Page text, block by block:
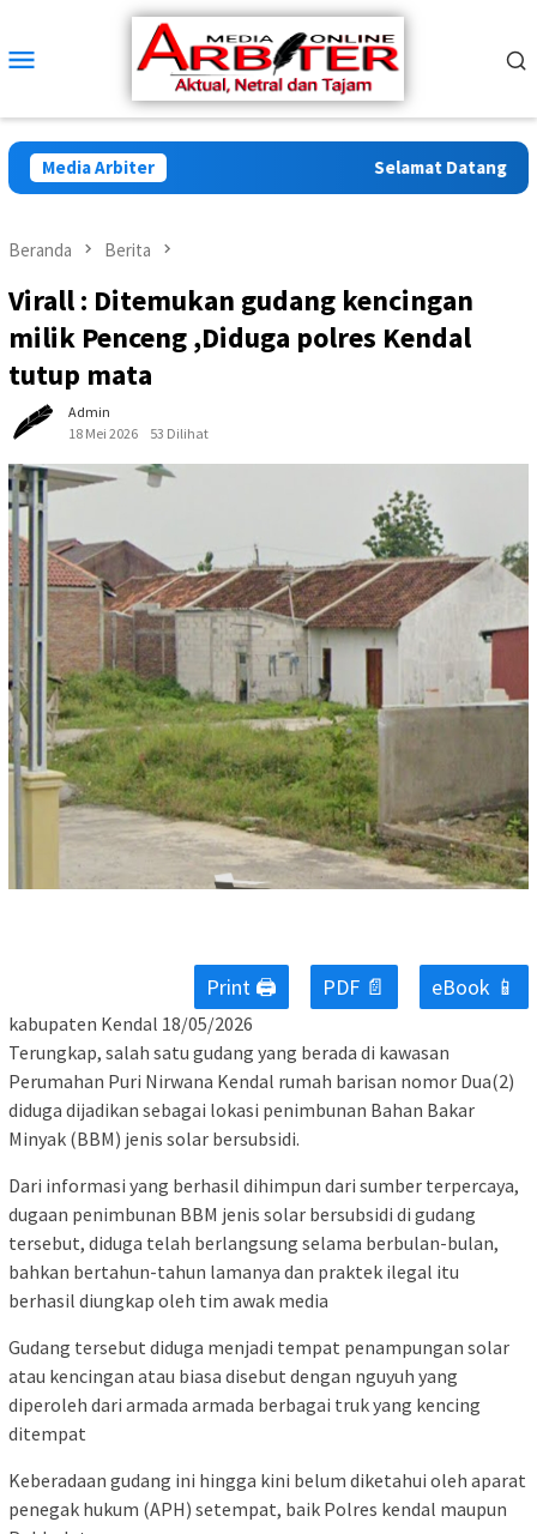
konten
Mobile
Media Arbiter Selamat Datang di
Beranda Berita
Virall : Ditemukan gudang kencingan
milik Penceng ,Diduga polres Kendal
tutup mata
Admin
18 Mei 2026
53 Dilihat
Print 🖨 PDF 📄 eBook 📱
kabupaten Kendal 18/05/2026
Terungkap, salah satu gudang yang berada di kawasan
Perumahan Puri Nirwana Kendal rumah barisan nomor Dua(2)
diduga dijadikan sebagai lokasi penimbunan Bahan Bakar
Minyak (BBM) jenis solar bersubsidi.
Dari informasi yang berhasil dihimpun dari sumber terpercaya,
dugaan penimbunan BBM jenis solar bersubsidi di gudang
tersebut, diduga telah berlangsung selama berbulan-bulan,
bahkan bertahun-tahun lamanya dan praktek ilegal itu
berhasil diungkap oleh tim awak media
Gudang tersebut diduga menjadi tempat penampungan solar
atau kencingan atau biasa disebut dengan nguyuh yang
diperoleh dari armada armada berbagai truk yang kencing
ditempat
Keberadaan gudang ini hingga kini belum diketahui oleh aparat
penegak hukum (APH) setempat, baik Polres kendal maupun